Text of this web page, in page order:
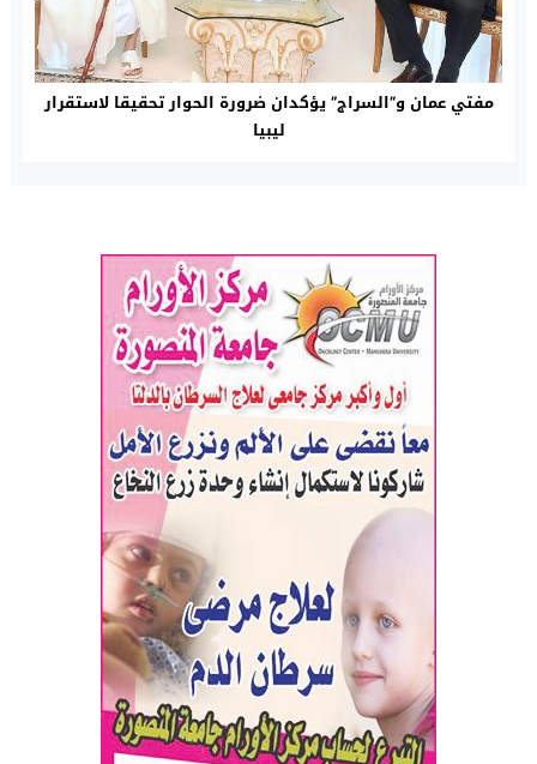
مفتي عمان و”السراج” يؤكدان ضرورة الحوار تحقيقا لاستقرار
ليبيا